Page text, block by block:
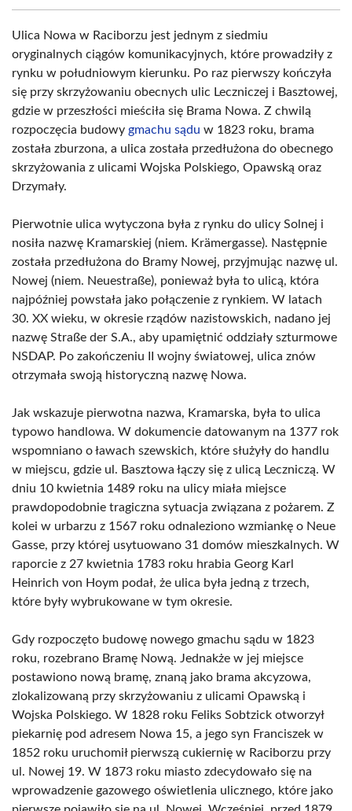
Ulica Nowa w Raciborzu jest jednym z siedmiu
oryginalnych ciągów komunikacyjnych, które prowadziły z
rynku w południowym kierunku. Po raz pierwszy kończyła
się przy skrzyżowaniu obecnych ulic Leczniczej i Basztowej,
gdzie w przeszłości mieściła się Brama Nowa. Z chwilą
rozpoczęcia budowy gmachu sądu w 1823 roku, brama
została zburzona, a ulica została przedłużona do obecnego
skrzyżowania z ulicami Wojska Polskiego, Opawską oraz
Drzymały.
Pierwotnie ulica wytyczona była z rynku do ulicy Solnej i
nosiła nazwę Kramarskiej (niem. Krämergasse). Następnie
została przedłużona do Bramy Nowej, przyjmując nazwę ul.
Nowej (niem. Neuestraße), ponieważ była to ulicą, która
najpóźniej powstała jako połączenie z rynkiem. W latach
30. XX wieku, w okresie rządów nazistowskich, nadano jej
nazwę Straße der S.A., aby upamiętnić oddziały szturmowe
NSDAP. Po zakończeniu II wojny światowej, ulica znów
otrzymała swoją historyczną nazwę Nowa.
Jak wskazuje pierwotna nazwa, Kramarska, była to ulica
typowo handlowa. W dokumencie datowanym na 1377 rok
wspomniano o ławach szewskich, które służyły do handlu
w miejscu, gdzie ul. Basztowa łączy się z ulicą Leczniczą. W
dniu 10 kwietnia 1489 roku na ulicy miała miejsce
prawdopodobnie tragiczna sytuacja związana z pożarem. Z
kolei w urbarzu z 1567 roku odnaleziono wzmiankę o Neue
Gasse, przy której usytuowano 31 domów mieszkalnych. W
raporcie z 27 kwietnia 1783 roku hrabia Georg Karl
Heinrich von Hoym podał, że ulica była jedną z trzech,
które były wybrukowane w tym okresie.
Gdy rozpoczęto budowę nowego gmachu sądu w 1823
roku, rozebrano Bramę Nową. Jednakże w jej miejsce
postawiono nową bramę, znaną jako brama akcyzowa,
zlokalizowaną przy skrzyżowaniu z ulicami Opawską i
Wojska Polskiego. W 1828 roku Feliks Sobtzick otworzył
piekarnię pod adresem Nowa 15, a jego syn Franciszek w
1852 roku uruchomił pierwszą cukiernię w Raciborzu przy
ul. Nowej 19. W 1873 roku miasto zdecydowało się na
wprowadzenie gazowego oświetlenia ulicznego, które jako